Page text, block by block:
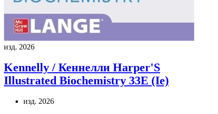
изд. 2026
Kennelly / Кеннелли Harper'S
Illustrated Biochemistry 33E (Ie)
изд. 2026